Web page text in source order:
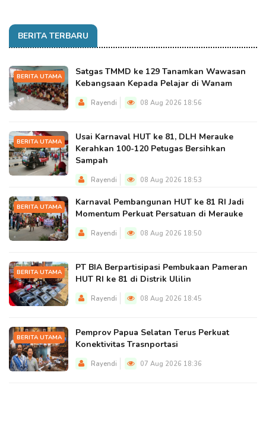
BERITA TERBARU
BERITA UTAMA
Satgas TMMD ke 129 Tanamkan Wawasan
Kebangsaan Kepada Pelajar di Wanam
Rayendi 08 Aug 2026 18:56
BERITA UTAMA
Usai Karnaval HUT ke 81, DLH Merauke
Kerahkan 100-120 Petugas Bersihkan
Sampah
Rayendi 08 Aug 2026 18:53
BERITA UTAMA
Karnaval Pembangunan HUT ke 81 RI Jadi
Momentum Perkuat Persatuan di Merauke
Rayendi 08 Aug 2026 18:50
BERITA UTAMA
PT BIA Berpartisipasi Pembukaan Pameran
HUT RI ke 81 di Distrik Ulilin
Rayendi 08 Aug 2026 18:45
BERITA UTAMA
Pemprov Papua Selatan Terus Perkuat
Konektivitas Trasnportasi
Rayendi 07 Aug 2026 18:36